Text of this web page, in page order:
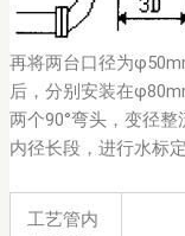
再将两台口径为
后，分别安装在
两个90°弯头，变径
内径长段，进行水标
工艺管内